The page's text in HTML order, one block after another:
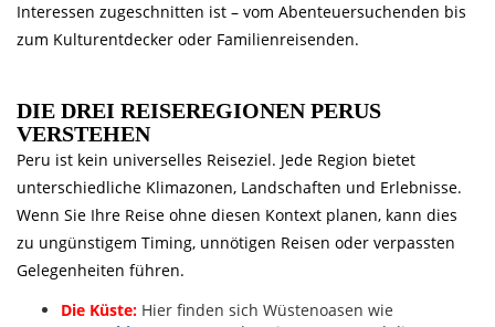
Interessen zugeschnitten ist – vom Abenteuersuchenden bis
zum Kulturentdecker oder Familienreisenden.
DIE DREI REISEREGIONEN PERUS
VERSTEHEN
Peru ist kein universelles Reiseziel. Jede Region bietet
unterschiedliche Klimazonen, Landschaften und Erlebnisse.
Wenn Sie Ihre Reise ohne diesen Kontext planen, kann dies
zu ungünstigem Timing, unnötigen Reisen oder verpassten
Gelegenheiten führen.
Die Küste: Hier finden sich Wüstenoasen wie